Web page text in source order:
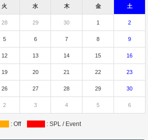
火 水 木 金 土
28 29 30 1 2
5 6 7 8 9
12 13 14 15 16
19 20 21 22 23
26 27 28 29 30
2 3 4 5 6
: Off : SPL / Event